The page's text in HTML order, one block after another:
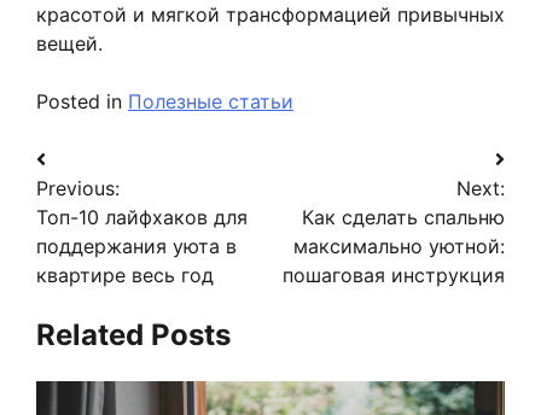
красотой и мягкой трансформацией привычных
вещей.
Posted in Полезные статьи
Навигация
по
записям
Previous:
Топ-10 лайфхаков для
поддержания уюта в
квартире весь год
Next:
Как сделать спальню
максимально уютной:
пошаговая инструкция
Related Posts